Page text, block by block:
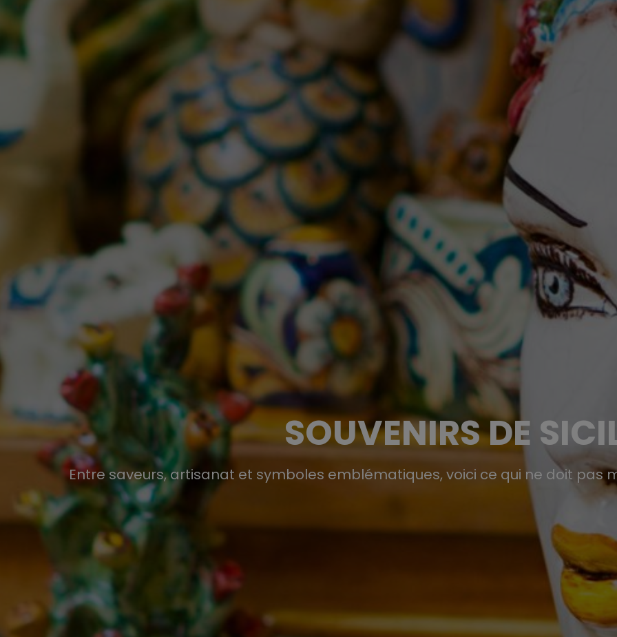
SOUVENIRS DE
Entre saveurs, artisanat et symboles emblématiques, voici ce qui ne doit